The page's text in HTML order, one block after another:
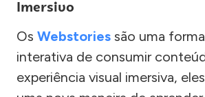
Imersivo
Os Webstories são uma
interativa de consumir
experiência visual imersiva,